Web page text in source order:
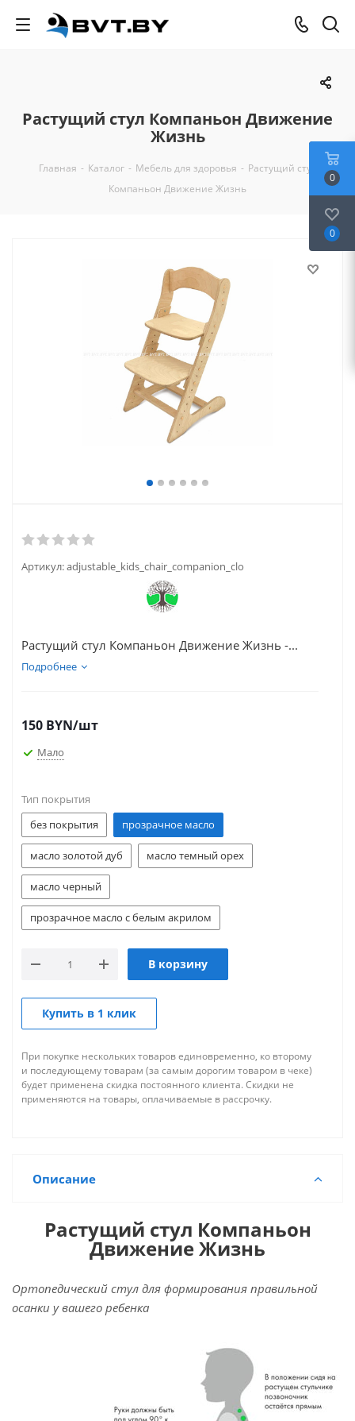
Растущий стул Компаньон Движение
Жизнь
Главная - Каталог - Мебель для здоровья - Растущий стул
Компаньон Движение Жизнь
Артикул:adjustable_kids_chair_companion_clo
Растущий стул Компаньон Движение Жизнь -...
Подробнее
150 BYN/шт
Мало
Тип покрытия
без покрытия
прозрачное масло
масло золотой дуб масло темный орех
масло черный
прозрачное масло с белым акрилом
В корзину
Купить в 1 клик
При покупке нескольких товаров единовременно, ко второму
и последующему товарам (за самым дорогим товаром в чеке)
будет применена скидка постоянного клиента. Скидки не
применяются на товары, оплачиваемые в рассрочку.
Описание
Растущий стул Компаньон
Движение Жизнь
Ортопедический стул для формирования правильной
осанки у вашего ребенка
0
0